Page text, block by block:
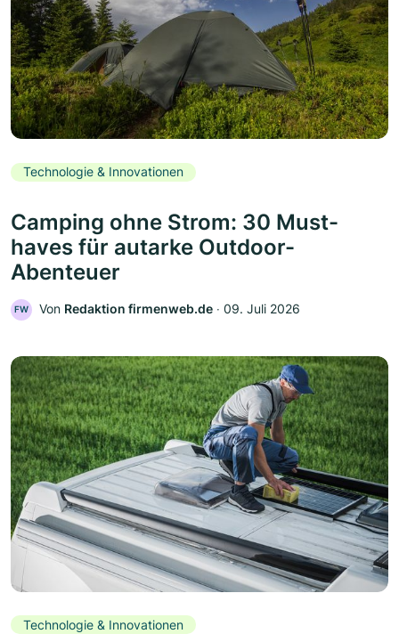
Technologie & Innovationen
Camping ohne Strom: 30 Must-
haves für autarke Outdoor-
Abenteuer
FW Von Redaktion firmenweb.de ‧ 09. Juli 2026
Technologie & Innovationen